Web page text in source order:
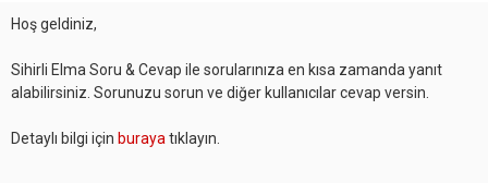
Hoş geldiniz,
Sihirli Elma Soru & Cevap ile sorularınıza en kısa zamanda yanıt
alabilirsiniz. Sorunuzu sorun ve diğer kullanıcılar cevap versin.
Detaylı bilgi için buraya tıklayın.